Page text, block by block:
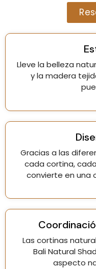
Lleve la belleza
y la madera
Gracias a las
cada cortina,
convierte en una
Las cortinas
Bali Natural
aspecto